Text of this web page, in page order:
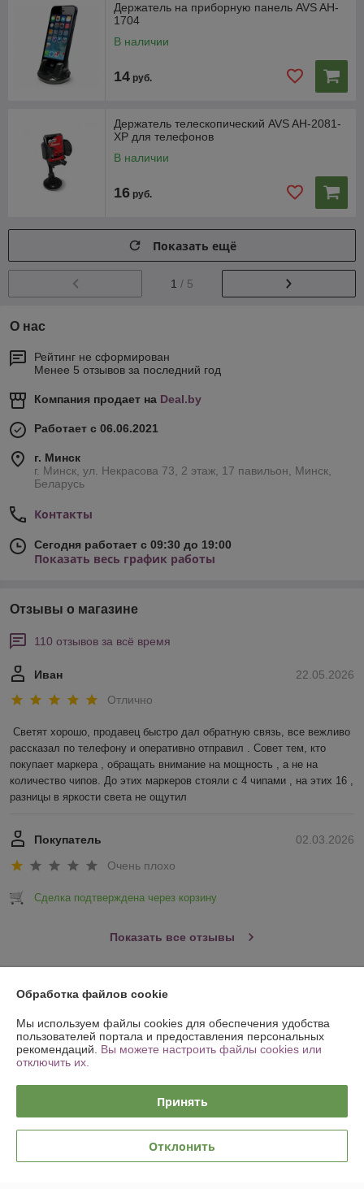
Держатель на приборную панель AVS AH-
1704
В наличии
14 руб.
Держатель телескопический AVS AH-2081-
XP для телефонов
В наличии
16 руб.
Показать ещё
1 / 5
О нас
Рейтинг не сформирован
Менее 5 отзывов за последний год
Компания продает на Deal.by
Работает с 06.06.2021
г. Минск
г. Минск, ул. Некрасова 73, 2 этаж, 17 павильон, Минск,
Беларусь
Контакты
Сегодня работает с 09:30 до 19:00
Показать весь график работы
Отзывы о магазине
110 отзывов за всё время
22.05.2026
Иван
Отлично
Светят хорошо, продавец быстро дал обратную связь, все вежливо
рассказал по телефону и оперативно отправил . Совет тем, кто
покупает маркера , обращать внимание на мощность , а не на
количество чипов. До этих маркеров стояли с 4 чипами , на этих 16 ,
разницы в яркости света не ощутил
02.03.2026
Покупатель
Очень плохо
Сделка подтверждена через корзину
Показать все отзывы
О нас
Контакты
Доставка и оплата
Обработка файлов cookie
Мы используем файлы cookies для обеспечения удобства
пользователей портала и предоставления персональных
рекомендаций. Вы можете настроить файлы cookies или
отключить их.
Принять
Отклонить